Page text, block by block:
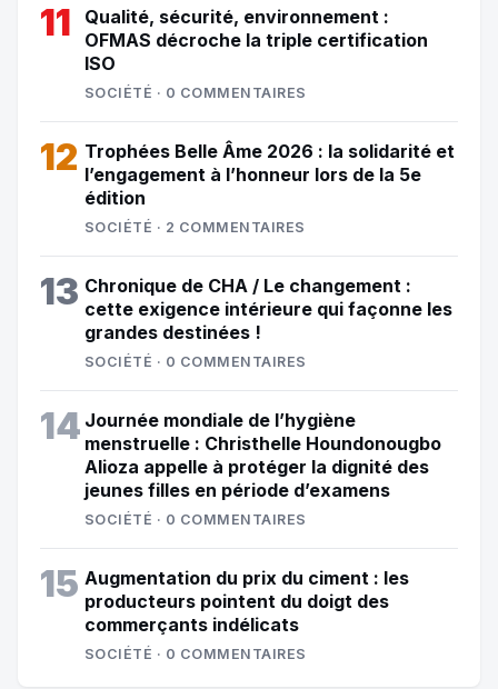
11
Qualité, sécurité, environnement :
OFMAS décroche la triple certification
ISO
SOCIÉTÉ · 0 COMMENTAIRES
12 Trophées Belle Âme 2026 : la solidarité et
l’engagement à l’honneur lors de la 5e
édition
SOCIÉTÉ · 2 COMMENTAIRES
13 Chronique de CHA / Le changement :
cette exigence intérieure qui façonne les
grandes destinées !
SOCIÉTÉ · 0 COMMENTAIRES
14 Journée mondiale de l’hygiène
menstruelle : Christhelle Houndonougbo
Alioza appelle à protéger la dignité des
jeunes filles en période d’examens
SOCIÉTÉ · 0 COMMENTAIRES
15 Augmentation du prix du ciment : les
producteurs pointent du doigt des
commerçants indélicats
SOCIÉTÉ · 0 COMMENTAIRES